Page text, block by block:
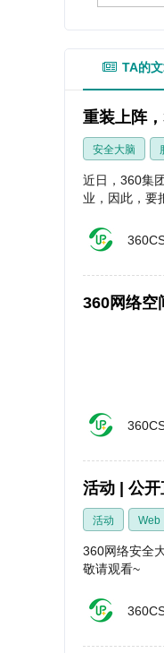
TA的
重装上阵
安全大脑
近日，360集
业，因此，要
360网络空
活动 | 公
活动 Web
360网络安全
敬请观看~